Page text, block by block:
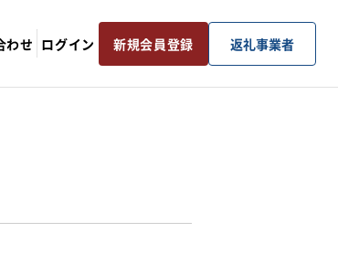
わせ ログイン 新規会員登録 返礼事業者